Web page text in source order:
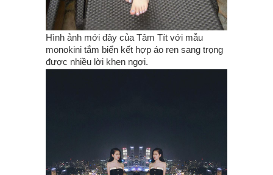
Hình ảnh mới đây của Tâm Tít với mẫu
monokini tắm biển kết hợp áo ren sang trọng
được nhiều lời khen ngợi.